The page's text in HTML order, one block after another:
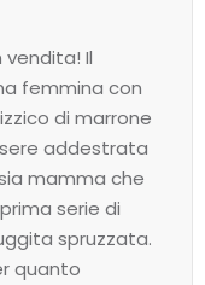
Il
femmina con
di marrone
addestrata
mamma che
serie di
spruzzata.
quanto